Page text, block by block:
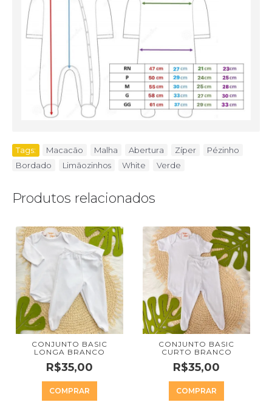
Tags: Macacão Malha Abertura Zíper Pézinho
Bordado
Limãozinhos White Verde
Produtos relacionados
CONJUNTO BASIC
LONGA BRANCO
R$35,00
COMPRAR
CONJUNTO BASIC
CURTO BRANCO
R$35,00
COMPRAR